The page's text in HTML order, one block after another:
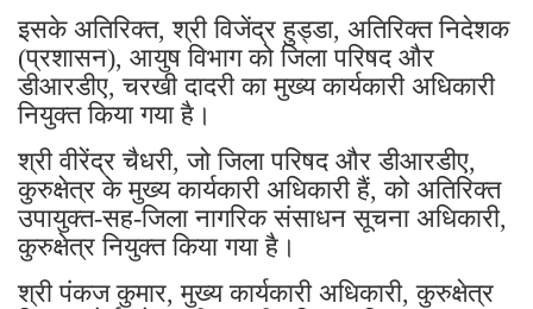
इसके अतिरिक्त, श्री विजेंद्र हुड्डा, अतिरिक्त निदेशक
(प्रशासन), आयुष विभाग को जिला परिषद और
डीआरडीए, चरखी दादरी का मुख्य कार्यकारी अधिकारी
नियुक्त किया गया है।
श्री वीरेंद्र चैधरी, जो जिला परिषद और डीआरडीए,
कुरुक्षेत्र के मुख्य कार्यकारी अधिकारी हैं, को अतिरिक्त
उपायुक्त-सह-जिला नागरिक संसाधन सूचना अधिकारी,
कुरुक्षेत्र नियुक्त किया गया है।
श्री पंकज कुमार, मुख्य कार्यकारी अधिकारी, कुरुक्षेत्र